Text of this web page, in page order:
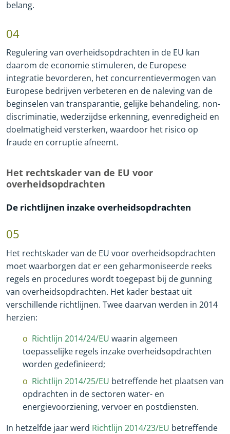
belang.
04
Regulering van overheidsopdrachten in de EU kan
daarom de economie stimuleren, de Europese
integratie bevorderen, het concurrentievermogen van
Europese bedrijven verbeteren en de naleving van de
beginselen van transparantie, gelijke behandeling, non-
discriminatie, wederzijdse erkenning, evenredigheid en
doelmatigheid versterken, waardoor het risico op
fraude en corruptie afneemt.
Het rechtskader van de EU voor
overheidsopdrachten
De richtlijnen inzake overheidsopdrachten
05
Het rechtskader van de EU voor overheidsopdrachten
moet waarborgen dat er een geharmoniseerde reeks
regels en procedures wordt toegepast bij de gunning
van overheidsopdrachten. Het kader bestaat uit
verschillende richtlijnen. Twee daarvan werden in 2014
herzien:
Richtlijn 2014/24/EU waarin algemeen
toepasselijke regels inzake overheidsopdrachten
worden gedefinieerd;
Richtlijn 2014/25/EU betreffende het plaatsen van
opdrachten in de sectoren water- en
energievoorziening, vervoer en postdiensten.
In hetzelfde jaar werd Richtlijn 2014/23/EU betreffende